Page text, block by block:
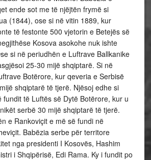
ende sot me të njëjtën frymë si
(1844), ose si në vitin 1889, kur
të festonte 500 vjetorin e Betejës së
Kosova asokohe nuk ishte
si në periudhën e Luftrave Ballkanike
25-30 mijë shqiptarë. Si në
Botërore, kur qeveria e Serbisë
shqiptarë të tjerë. Njësoj edhe si
fundit të Luftës së Dytë Botërore, kur u
serbë 30 mijë shqiptarë të tjerë.
e Rankoviçit e më së fundi në
Babëzia serbe për territore
nga presidenti I Kosovës, Hashim
i Shqipërisë, Edi Rama. Ky i fundit po